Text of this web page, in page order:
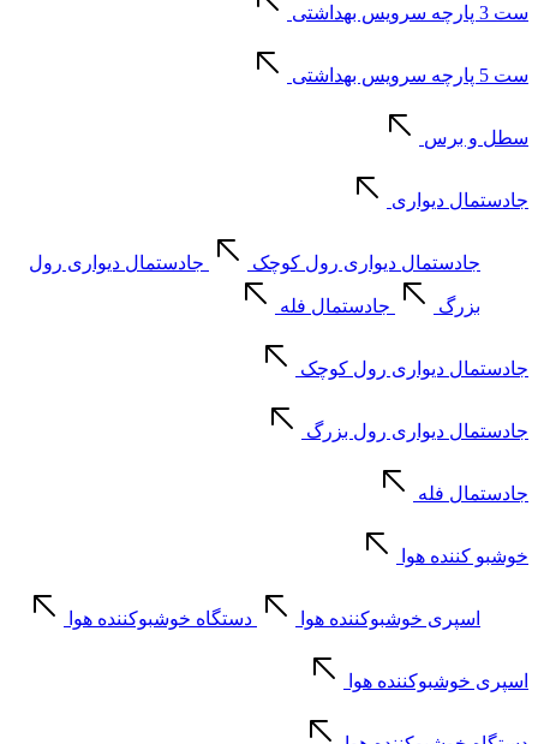
ست 3 پارچه سرویس بهداشتی
ست 5 پارچه سرویس بهداشتی
سطل و برس
جادستمال دیواری
جادستمال دیواری رول کوچک جادستمال دیواری رول
بزرگ جادستمال فله
جادستمال دیواری رول کوچک
جادستمال دیواری رول بزرگ
جادستمال فله
خوشبو کننده هوا
اسپری خوشبوکننده هوا دستگاه خوشبوکننده هوا
اسپری خوشبوکننده هوا